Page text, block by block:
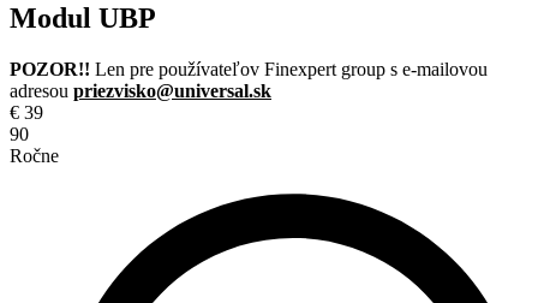
Modul UBP
POZOR!! Len pre používateľov Finexpert group s e-mailovou
adresou priezvisko@universal.sk
€ 39
90
Ročne